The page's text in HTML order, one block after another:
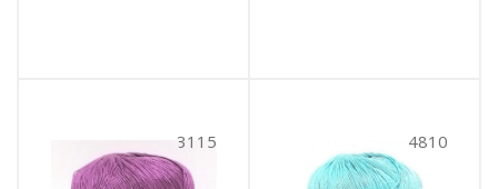
3115 4810